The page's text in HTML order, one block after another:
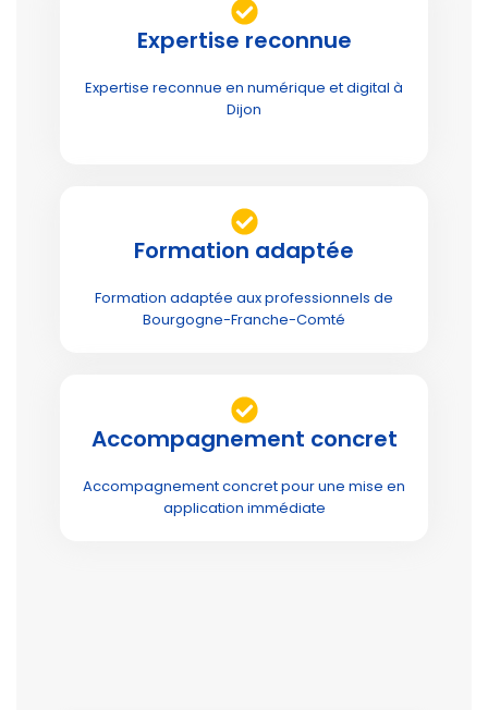
Expertise reconnue
Expertise reconnue en numérique et digital à
Dijon
Formation adaptée
Formation adaptée aux professionnels de
Bourgogne-Franche-Comté
Accompagnement concret
Accompagnement concret pour une mise en
application immédiate